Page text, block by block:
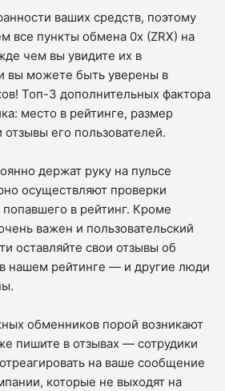
ваших средств, поэтому
все пункты обмена 0x (ZRX) на
чем вы увидите их в
вы можете быть уверены в
Топ-3 дополнительных фактора
место в рейтинге, размер
отзывы его пользователей.
держат руку на пульсе
осуществляют проверки
в рейтинг. Кроме
важен и пользовательский
оставляйте свои отзывы об
нашем рейтинге — и другие люди
обменников порой возникают
пишите в отзывах — сотрудики
на ваше сообщение
которые не выходят на